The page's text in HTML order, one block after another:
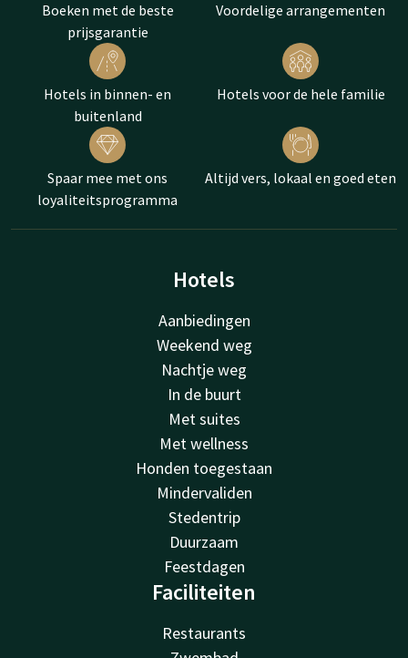
Boeken met de beste
prijsgarantie
Voordelige arrangementen
Hotels in binnen- en
buitenland
Hotels voor de hele familie
Spaar mee met ons
loyaliteitsprogramma
Altijd vers, lokaal en goed eten
Hotels
Aanbiedingen
Weekend weg
Nachtje weg
In de buurt
Met suites
Met wellness
Honden toegestaan
Mindervaliden
Stedentrip
Duurzaam
Feestdagen
Faciliteiten
Restaurants